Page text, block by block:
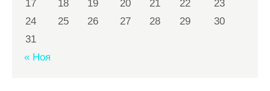
17
18 19 20 21 22
23
24
25 26 27 28 29
30
31
« Ноя